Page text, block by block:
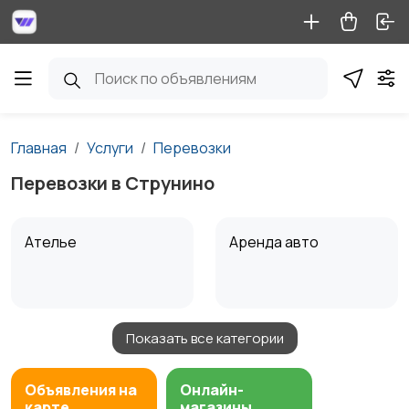
Главная Услуги Перевозки
Перевозки в Струнино
Ателье Аренда авто
Аренда водного
транспорта
Аренда спецтехники
Показать все категории
Объявления на
Онлайн-